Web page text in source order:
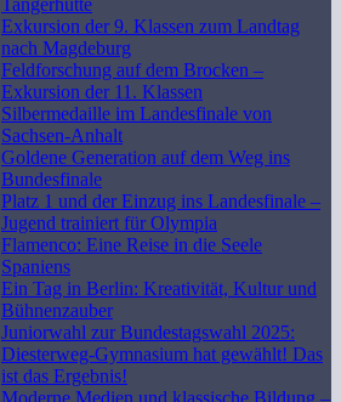
Tangerhütte
Exkursion der 9. Klassen zum Landtag
nach Magdeburg
Feldforschung auf dem Brocken –
Exkursion der 11. Klassen
Silbermedaille im Landesfinale von
Sachsen-Anhalt
Goldene Generation auf dem Weg ins
Bundesfinale
Platz 1 und der Einzug ins Landesfinale –
Jugend trainiert für Olympia
Flamenco: Eine Reise in die Seele
Spaniens
Ein Tag in Berlin: Kreativität, Kultur und
Bühnenzauber
Juniorwahl zur Bundestagswahl 2025:
Diesterweg-Gymnasium hat gewählt! Das
ist das Ergebnis!
Moderne Medien und klassische Bildung –